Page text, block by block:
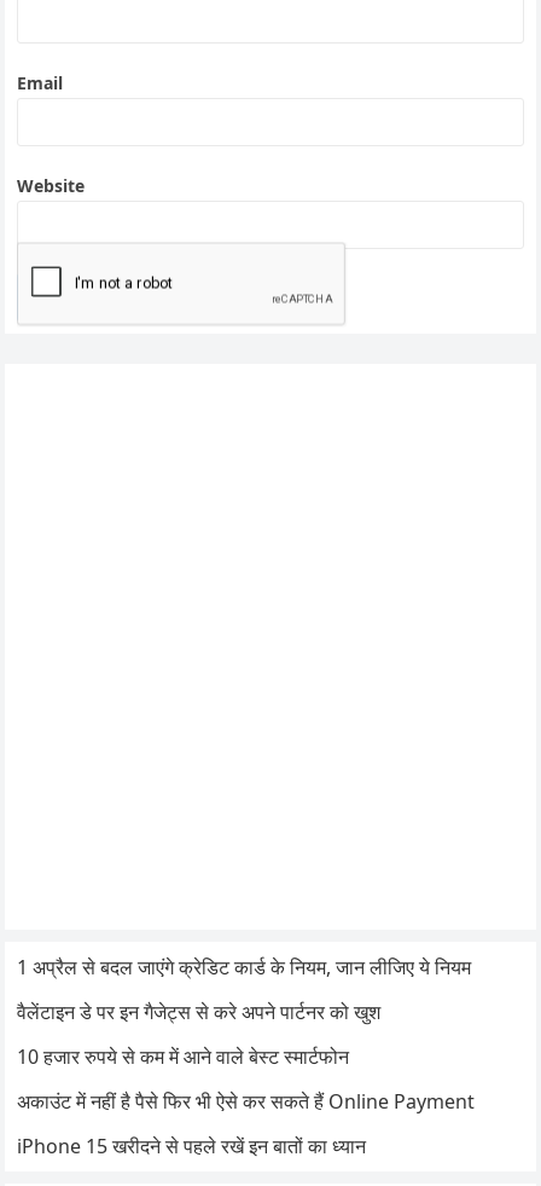
Email
Website
1 अप्रैल से बदल जाएंगे क्रेडिट कार्ड के नियम, जान लीजिए ये नियम
वैलेंटाइन डे पर इन गैजेट्स से करे अपने पार्टनर को खुश
10 हजार रुपये से कम में आने वाले बेस्ट स्मार्टफोन
अकाउंट में नहीं है पैसे फिर भी ऐसे कर सकते हैं Online Payment
iPhone 15 खरीदने से पहले रखें इन बातों का ध्यान